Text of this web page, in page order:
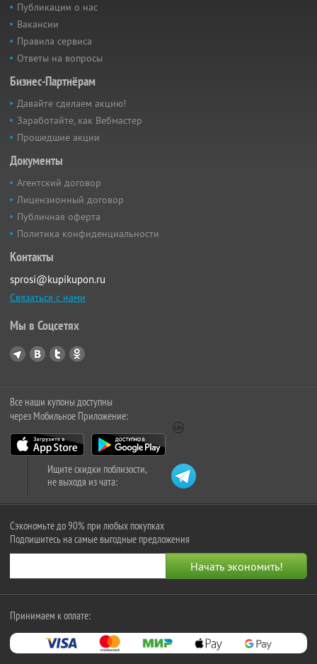
Публикации о нас
Вакансии
Правила сервиса
Ответы на вопросы
Бизнес-Партнёрам
Давайте сделаем акцию!
Заработайте, как Вебмастер
Прошедшие акции
Документы
Агентский договор
Лицензионный договор
Публичная оферта
Политика конфиденциальности
Контакты
sprosi@kupikupon.ru
Связаться с нами
Мы в Соцсетях
Все наши купоны доступны
через Мобильное Приложение:
Ищите скидки поблизости,
не выходя из чата:
Сэкономьте до 90% при любых покупках
Подпишитесь на самые выгодные предложения
Принимаем к оплате: